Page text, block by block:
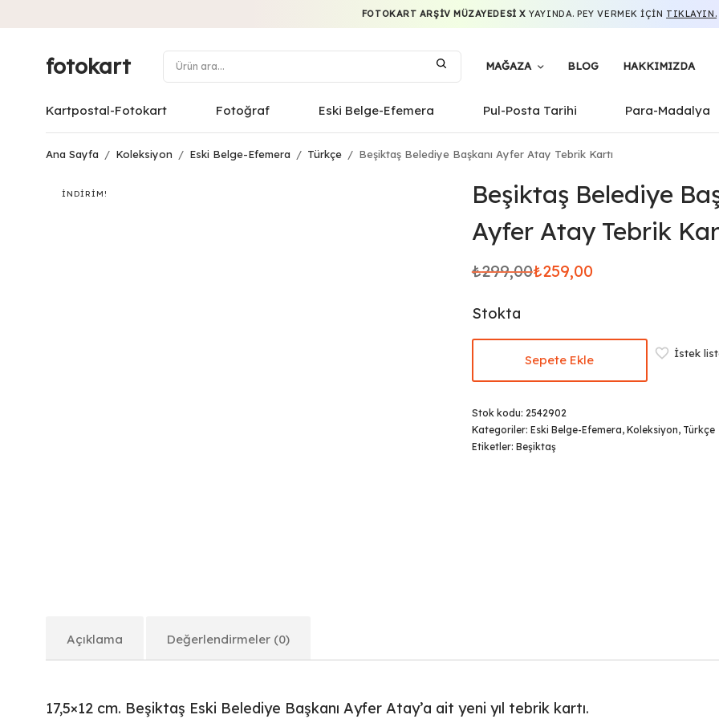
FOTOKART ARŞIV MÜZAYEDESI X YAYINDA. PEY VERMEK IÇIN TIKLAYIN.
fotokart MAĞAZA BLOG HAKKIMIZDA
Kartpostal-Fotokart Fotoğraf Eski Belge-Efemera Pul-Posta Tarihi Para-Madalya
Ana Sayfa / Koleksiyon / Eski Belge-Efemera / Türkçe / Beşiktaş Belediye Başkanı Ayfer Atay Tebrik Kartı
İNDIRIM!
Beşiktaş Belediye
Ayfer Atay Tebrik
₺299,00
Orijinal
₺299,00.
₺259,00
Şu
fiyat:
₺259,00.
Stokta
Sepete Ekle İstek
Stok kodu: 2542902
Kategoriler: Eski Belge-Efemera, Koleksiyon, Türkçe
Etiketler: Beşiktaş
Açıklama Değerlendirmeler (0)
17,5×12 cm. Beşiktaş Eski Belediye Başkanı Ayfer Atay’a ait yeni yıl tebrik kartı.